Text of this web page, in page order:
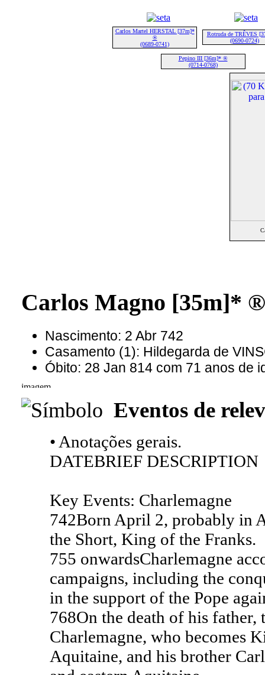
Carlos Martel HERSTAL [37m]*
®
(0689-0741)
Rotruda de TRÊVES
(0690-0724)
Pepino III [36m]* ®
(0714-0768)
Carlos Magno [35m]* ®
Nascimento: 2 Abr 742
Casamento (1): Hildegarda de
Óbito: 28 Jan 814 com 71 anos de
Eventos de
• Anotações gerais.
DATEBRIEF DESCRIPTION
Key Events: Charlemagne
742Born April 2, probably in
the Short, King of the Franks.
755 onwardsCharlemagne
campaigns, including the
in the support of the Pope
768On the death of his
Charlemagne, who becomes
Aquitaine, and his brother